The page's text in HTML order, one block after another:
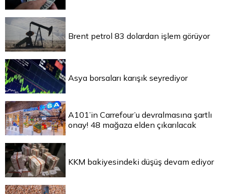
Brent petrol 83 dolardan işlem görüyor
Asya borsaları karışık seyrediyor
A101’in Carrefour’u devralmasına şartlı
onay! 48 mağaza elden çıkarılacak
KKM bakiyesindeki düşüş devam ediyor